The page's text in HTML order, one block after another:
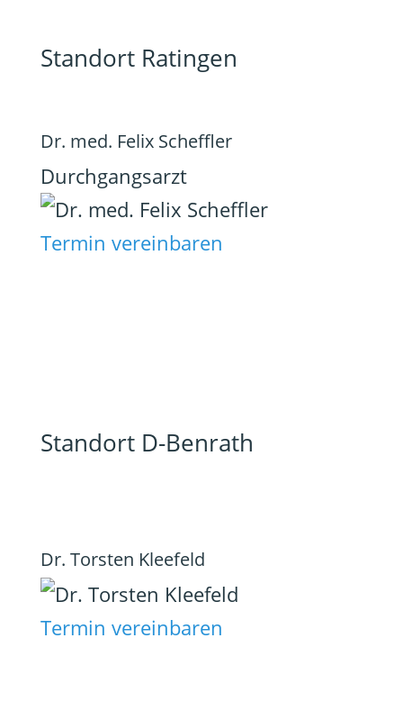
Standort Ratingen
Dr. med. Felix Scheffler
Durchgangsarzt
Termin vereinbaren
Standort D-Benrath
Dr. Torsten Kleefeld
Termin vereinbaren